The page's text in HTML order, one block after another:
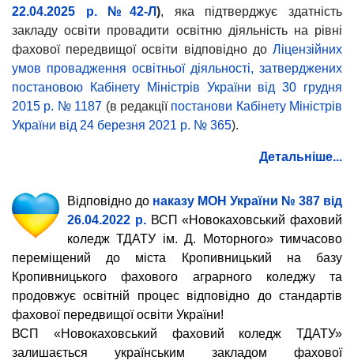
22.04.2025 р. №42-Л), яка підтверджує здатність
закладу освіти провадити освітню діяльність на рівні
фахової передвищої освіти відповідно до Ліцензійних
умов провадження освітньої діяльності, затверджених
постановою Кабінету Міністрів України від 30 грудня
2015 р. № 1187 (в редакції постанови Кабінету Міністрів
України від 24 березня 2021 р. № 365).
Детальніше...
Відповідно до наказу МОН України № 387 від
26.04.2022 р.ВСП «Новокаховський фаховий
коледж ТДАТУ ім. Д. Моторного» тимчасово
переміщений до міста Кропивницький на базу
Кропивницького фахового аграрного коледжу та
продовжує освітній процес відповідно до стандартів
фахової передвищої освіти України!
ВСП «Новокаховський фаховий коледж ТДАТУ»
залишається українським закладом фахової